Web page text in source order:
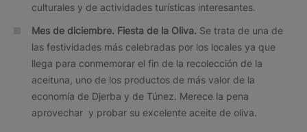
culturales y de actividades turísticas interesantes.
Mes de diciembre. Fiesta de la Oliva. Se trata de una de
las festividades más celebradas por los locales ya que
llega para conmemorar el fin de la recolección de la
aceituna, uno de los productos de más valor de la
economía de Djerba y de Túnez. Merece la pena
aprovechar y probar su excelente aceite de oliva.